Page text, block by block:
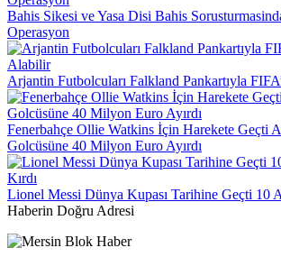
Bahis Sikesi ve Yasa Disi Bahis
Operasyon
Arjantin Futbolcuları Falkland Pankartıyla
Fenerbahçe Ollie Watkins İçin Harekete Geçti
Golcüsüne 40 Milyon Euro Ayırdı
Lionel Messi Dünya Kupası Tarihine Geçti 10
Haberin Doğru Adresi